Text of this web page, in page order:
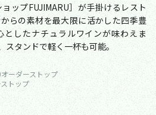
ップFUJIMARU］が手掛けるレスト
らの素材を最大限に活かした四季豊
したナチュラルワインが味わえま
タンドで軽く一杯も可能。
ーダーストップ
ストップ